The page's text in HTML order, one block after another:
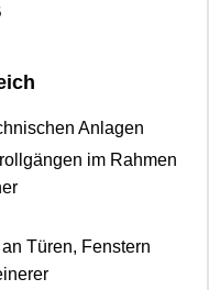
Anlagen
im Rahmen
Türen, Fenstern